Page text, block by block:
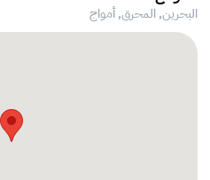
البحرين, المحرق,أمواج